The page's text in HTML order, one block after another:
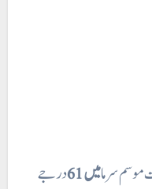
سرمامیں61
درجے